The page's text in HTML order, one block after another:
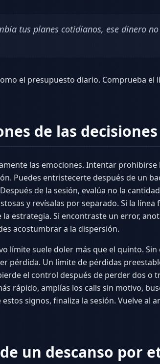
tus planes cotidianos, ese dinero
el presupuesto diario. Comprueba el
de las decisiones
las emociones. Intentar prohibirse
Puedes entristecerte después de un
de la sesión, evalúa no la
y revísalas por separado. Si la
estrategia. Si encontraste un error,
acostumbrar a la dispersión.
límite suele doler más que el quinto.
pérdida. Un límite de pérdidas
el control después de perder dos o
rápido, amplías los calls sin motivo,
signos, finaliza la sesión. Vuelve al
un descanso por